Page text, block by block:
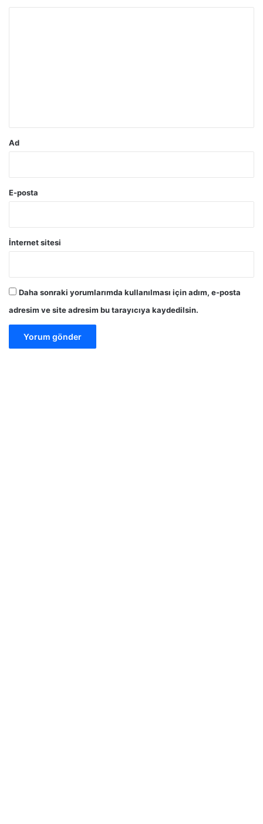
Ad
E-posta
İnternet sitesi
Daha sonraki yorumlarımda kullanılması için adım, e-posta
adresim ve site adresim bu tarayıcıya kaydedilsin.